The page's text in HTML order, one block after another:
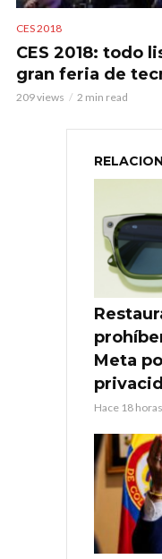
CES 2018
CES 2018: todo
gran feria de
209 views 2 min read
Meta
Hace 18 horas